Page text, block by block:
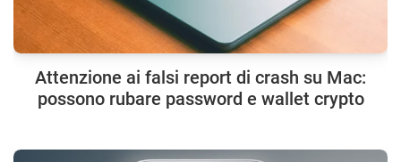
Attenzione ai falsi report di crash su Mac:
possono rubare password e wallet crypto